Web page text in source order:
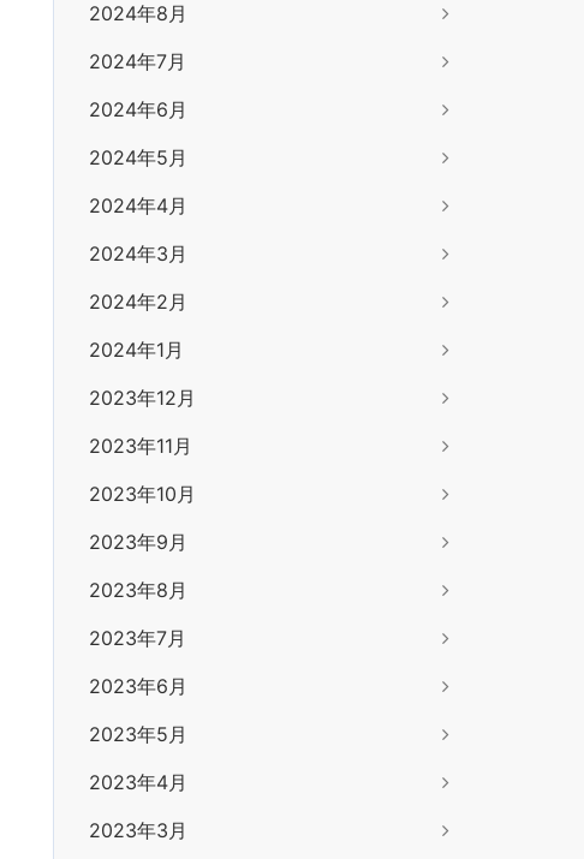
2024年8月
2024年7月
2024年6月
2024年5月
2024年4月
2024年3月
2024年2月
2024年1月
2023年12月
2023年11月
2023年10月
2023年9月
2023年8月
2023年7月
2023年6月
2023年5月
2023年4月
2023年3月